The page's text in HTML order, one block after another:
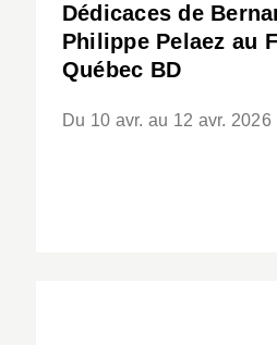
Dédicaces de
Philippe Pelaez au
Québec BD
Du 10 avr. au 12 avr. 2026